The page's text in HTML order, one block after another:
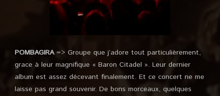
POMBAGIRA=> Groupe que j’adore tout particulièrement,
grace à leur magnifique « Baron Citadel ». Leur dernier
album est assez décevant finalement. Et ce concert ne me
laisse pas grand souvenir. De bons morceaux, quelques